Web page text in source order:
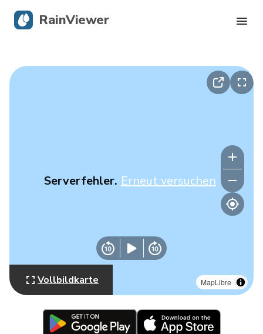
MapLibre
Serverfehler. Erneut versuchen
Vollbildkarte
RainViewer